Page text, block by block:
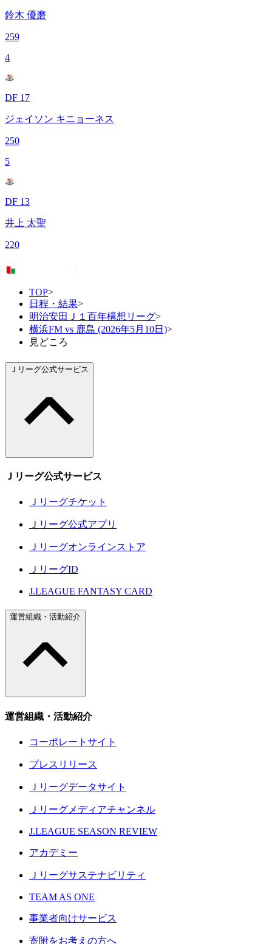
鈴木 優磨
259
4
DF 17
ジェイソン キニョーネス
250
5
DF 13
井上 太聖
220
TOP>
日程・結果>
明治安田Ｊ１百年構想リーグ>
横浜FM vs 鹿島 (2026年5月10日)>
見どころ
Ｊリーグ公式サービス
Ｊリーグ公式サービス
Ｊリーグチケット
Ｊリーグ公式アプリ
Ｊリーグオンラインストア
ＪリーグID
J.LEAGUE FANTASY CARD
運営組織・活動紹介
運営組織・活動紹介
コーポレートサイト
プレスリリース
Ｊリーグデータサイト
Ｊリーグメディアチャンネル
J.LEAGUE SEASON REVIEW
アカデミー
Ｊリーグサステナビリティ
TEAM AS ONE
事業者向けサービス
寄附をお考えの方へ